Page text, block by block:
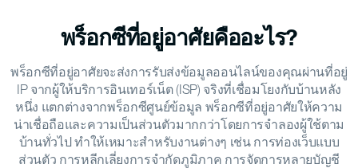
พร็อกซีที่อยู่อาศัยคืออะไร?
พร็อกซีที่อยู่อาศัยจะส่งการรับส่งข้อมูลออนไลน์ของคุณผ่านที่อยู่
IP จากผู้ให้บริการอินเทอร์เน็ต (ISP) จริงที่เชื่อมโยงกับบ้านหลัง
หนึ่ง แตกต่างจากพร็อกซีศูนย์ข้อมูล พร็อกซีที่อยู่อาศัยให้ความ
น่าเชื่อถือและความเป็นส่วนตัวมากกว่าโดยการจำลองผู้ใช้ตาม
บ้านทั่วไป ทำให้เหมาะสำหรับงานต่างๆ เช่น การท่องเว็บแบบ
ส่วนตัว การหลีกเลี่ยงการจำกัดภูมิภาค การจัดการหลายบัญชี